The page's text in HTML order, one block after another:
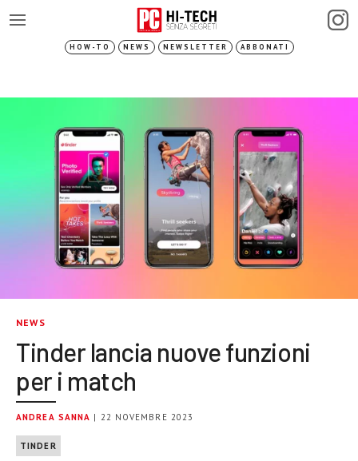
HOW-TO NEWS NEWSLETTER ABBONATI
NEWS
Tinder lancia nuove funzioni
per i match
ANDREA SANNA | 22 NOVEMBRE 2023
TINDER